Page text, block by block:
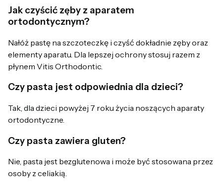
Jak czyścić zęby z aparatem
ortodontycznym?
Nałóż pastę na szczoteczkę i czyść dokładnie zęby oraz
elementy aparatu. Dla lepszej ochrony stosuj razem z
płynem Vitis Orthodontic.
Czy pasta jest odpowiednia dla dzieci?
Tak, dla dzieci powyżej 7 roku życia noszących aparaty
ortodontyczne.
Czy pasta zawiera gluten?
Nie, pasta jest bezglutenowa i może być stosowana przez
osoby z celiakią.